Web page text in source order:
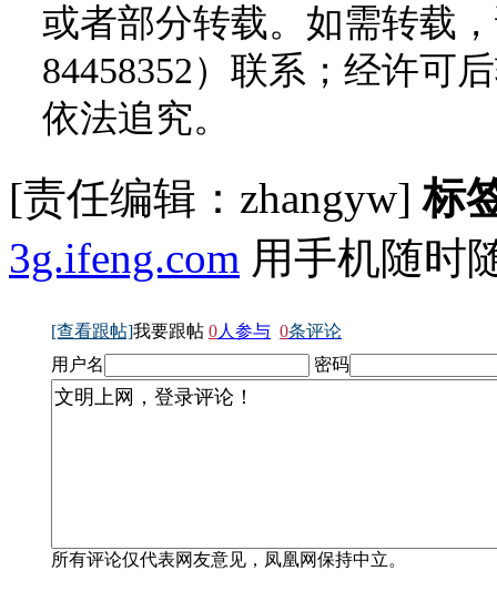
或者部分转载。如需转载
84458352）联系；经许可
依法追究。
[责任编辑：zhangyw]标
3g.ifeng.com 用手机随时
[查看跟帖]我要跟帖 0人参与 0条评论
用户名
密码
所有评论仅代表网友意见，凤凰网保持中立。